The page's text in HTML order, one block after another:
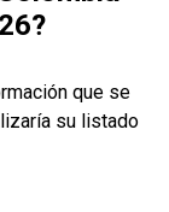
que se
su listado